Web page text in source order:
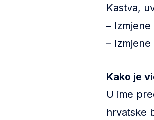
Kastva,
–
– Izmjene
Kako je
U ime
hrvatske